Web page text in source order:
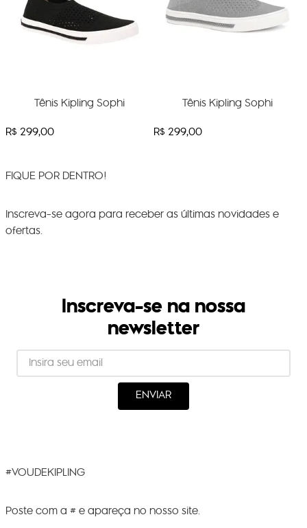
Tênis Kipling Sophi
R$ 299,00
Tênis Kipling Sophi
R$ 299,00
FIQUE POR DENTRO!
Inscreva-se agora para receber as últimas novidades e
ofertas.
Inscreva-se na nossa
newsletter
ENVIAR
#VOUDEKIPLING
Poste com a # e apareça no nosso site.